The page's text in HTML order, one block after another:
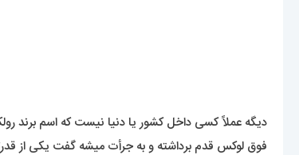
فوق لوکس قدم برداشته و به جرأت میشه گفت یکی از